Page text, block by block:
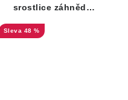
srostlice záhněd
muskovitu
48 %